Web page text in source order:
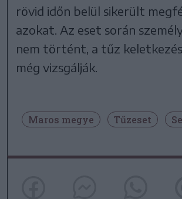
rövid időn belül sikerült
azokat. Az eset során
nem történt, a tűz
még vizsgálják.
Maros megye Tűzeset